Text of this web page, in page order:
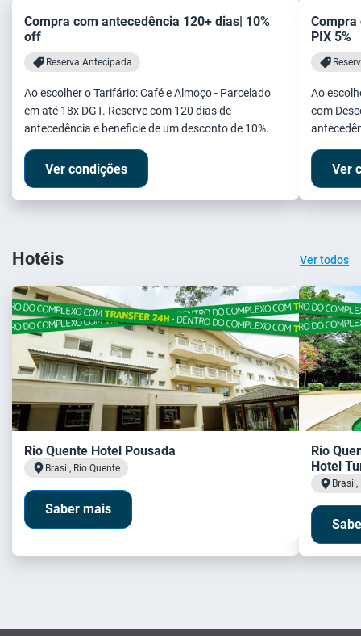
Compra com antecedência 120+ dias| 10%
off
Reserva Antecipada
Ao escolher o Tarifário: Café e Almoço - Parcelado
em até 18x DGT. Reserve com 120 dias de
antecedência e beneficie de um desconto de 10%.
Ver condições
Compra
PIX 5%
Ao
com
Ver
Hotéis Ver todos
Rio Quente Hotel Pousada
Brasil, Rio Quente
Saber mais
Rio
Hotel
Brasil,